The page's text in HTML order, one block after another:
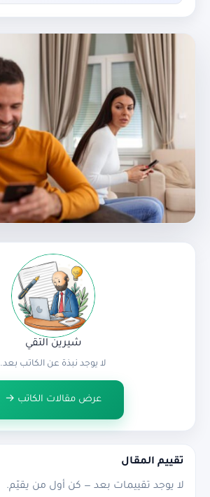
شيرين التقي
لا يوجد نبذة عن الكاتب بعد.
عرض مقالات الكاتب →
تقييم المقال
لا يوجد تقييمات بعد — كن أول من يقيّم.